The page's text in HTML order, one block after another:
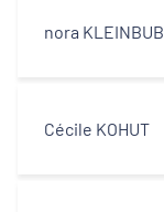
nora KLEINBUB
Cécile KOHUT